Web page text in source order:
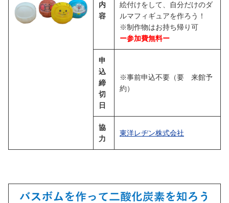
内
容
絵付けをして、自分だけのダ
ルマフィギュアを作ろう！
※制作物はお持ち帰り可
ー参加費無料ー
申
込
締
切
日
※事前申込不要（要 来館予
約）
協
力
東洋レヂン株式会社